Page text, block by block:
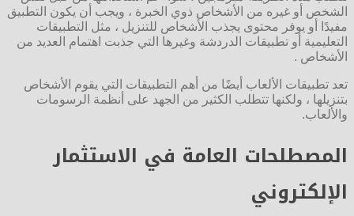
الشخص أو غيره من الأشخاص ذوي الخبرة ، ويجب أن يكون التطبيق
مفيدًا أو يوفر محتوى يجذب الأشخاص للتنزيل ، مثل التطبيقات
التعليمية أو تطبيقات الدردشة وغيرها التي جذبت اهتمام العديد من
الأشخاص .
تعد تطبيقات الألعاب أيضًا من أهم التطبيقات التي يقوم الأشخاص
بتنزيلها ، ولكنها تتطلب الكثير من الجهد على أنظمة الرسومات
والألعاب.
المصطلحات العامة في الاستثمار
الإلكتروني